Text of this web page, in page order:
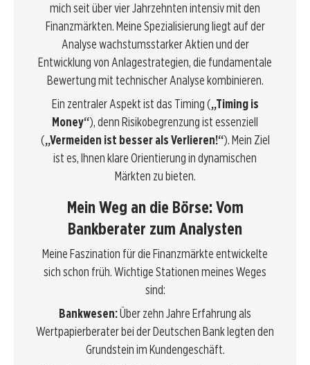
mich seit über vier Jahrzehnten intensiv mit den
Finanzmärkten. Meine Spezialisierung liegt auf der
Analyse wachstumsstarker Aktien und der
Entwicklung von Anlagestrategien, die fundamentale
Bewertung mit technischer Analyse kombinieren.
Ein zentraler Aspekt ist das Timing („Timing is
Money“), denn Risikobegrenzung ist essenziell
(„Vermeiden ist besser als Verlieren!“). Mein Ziel
ist es, Ihnen klare Orientierung in dynamischen
Märkten zu bieten.
Mein Weg an die Börse: Vom
Bankberater zum Analysten
Meine Faszination für die Finanzmärkte entwickelte
sich schon früh. Wichtige Stationen meines Weges
sind:
Bankwesen:Über zehn Jahre Erfahrung als
Wertpapierberater bei der Deutschen Bank legten den
Grundstein im Kundengeschäft.